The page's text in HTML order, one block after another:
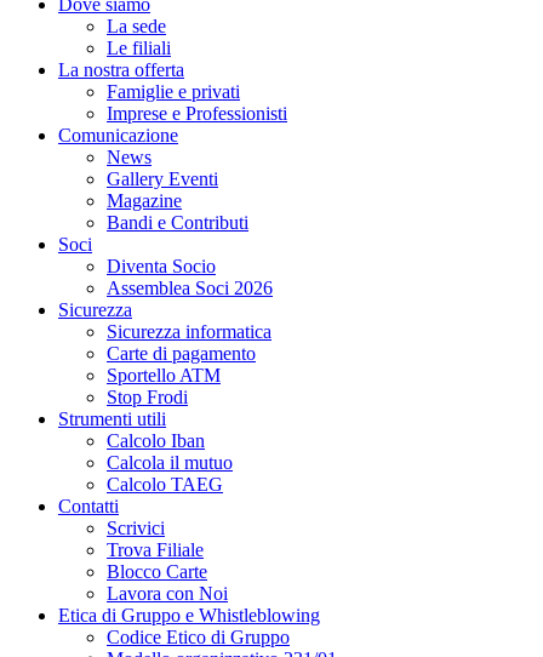
Dove siamo
La sede
Le filiali
La nostra offerta
Famiglie e privati
Imprese e Professionisti
Comunicazione
News
Gallery Eventi
Magazine
Bandi e Contributi
Soci
Diventa Socio
Assemblea Soci 2026
Sicurezza
Sicurezza informatica
Carte di pagamento
Sportello ATM
Stop Frodi
Strumenti utili
Calcolo Iban
Calcola il mutuo
Calcolo TAEG
Contatti
Scrivici
Trova Filiale
Blocco Carte
Lavora con Noi
Etica di Gruppo e Whistleblowing
Codice Etico di Gruppo